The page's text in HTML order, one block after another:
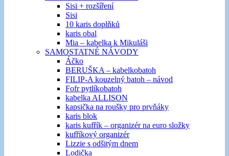
Sisi + rozšíření
Sisi
10 karis doplňků
karis obal
Mia – kabelka k Mikuláši
SAMOSTATNÉ NÁVODY
Áčko
BERUŠKA – kabelkobatoh
FILIP-A kouzelný batoh – návod
Fofr pytlíkobatoh
kabelka ALLISON
kapsička na roušky pro prvňáky
karis blok
karis kufřík – organizér na euro složky
kufříkový organizér
Lizzie s odšitým dnem
Lodička